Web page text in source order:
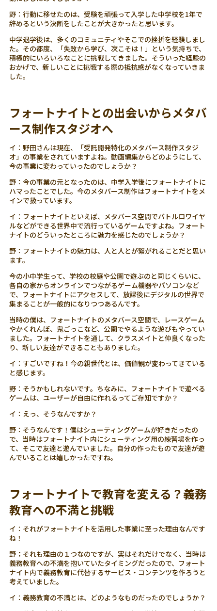
野：行動に移せたのは、受験を頑張って入学した中学校を1年で
辞めるという決断をしたことが大きかったと思います。
中学退学後は、多くのコミュニティやそこでの挫折を経験しまし
た。その都度、「失敗から学び、次こそは！」という気持ちで、
積極的にいろいろなことに挑戦してきました。そういった経験の
おかげで、新しいことに挑戦する際の抵抗感がなくなっていきま
した。
フォートナイトとの出会いからメタバ
ース制作スタジオへ
イ：野田さんは現在、「受託開発特化のメタバース制作スタジ
オ」の事業をされていますよね。動画編集からどのようにして、
今の事業に変わっていったのでしょうか？
野：今の事業の元となったのは、中学入学後にフォートナイトに
ハマったことでした。今のメタバース制作はフォートナイトをメ
インで扱っています。
イ：フォートナイトといえば、メタバース空間でバトルロワイヤ
ルなどができる世界中で流行っているゲームですよね。フォート
ナイトのどういったところに魅力を感じたのでしょうか？
野：フォートナイトの魅力は、人と人とが繋がれることだと思い
ます。
今の小中学生って、学校の校庭や公園で遊ぶのと同じくらいに、
各自の家からオンラインでつながるゲーム機器やパソコンなど
で、フォートナイトにアクセスして、放課後にデジタルの世界で
集まることが一般的になりつつあるんです。
当時の僕は、フォートナイトのメタバース空間で、レースゲーム
やかくれんぼ、鬼ごっこなど、公園でやるような遊びもやってい
ました。フォートナイトを通して、クラスメイトと仲良くなった
り、新しい友達ができることもありました。
イ：すごいですね！今の親世代とは、価値観が変わってきている
と感じます。
野：そうかもしれないです。ちなみに、フォートナイトで遊べる
ゲームは、ユーザーが自由に作れるってご存知ですか？
イ：えっ、そうなんですか？
野：そうなんです！僕はシューティングゲームが好きだったの
で、当時はフォートナイト内にシューティング用の練習場を作っ
て、そこで友達と遊んでいました。自分の作ったもので友達が遊
んでいることは嬉しかったですね。
フォートナイトで教育を変える？義務
教育への不満と挑戦
イ：それがフォートナイトを活用した事業に至った理由なんです
ね！
野 ： それも理由の１つなのですが、実はそれだけでなく、当時は
義務教育への不満を抱いていたタイミングだったので、フォート
ナイト内で義務教育に代替するサービス・コンテンツを作ろうと
考えていました。
イ：義務教育の不満とは、どのようなものだったのでしょうか？